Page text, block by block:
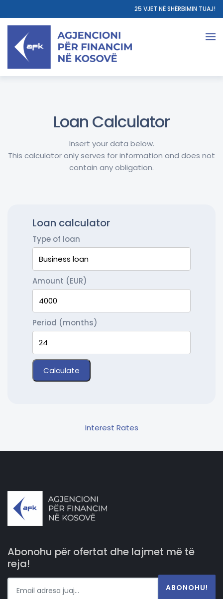
25 VJET NË SHËRBIMIN TUAJ!
Loan Calculator
Insert your data below.
This calculator only serves for information and does not
contain any obligation.
Loan calculator
Type of loan
Amount (EUR)
Period (months)
Calculate
Interest Rates
Abonohu për ofertat dhe lajmet më të
reja!
ABONOHU!